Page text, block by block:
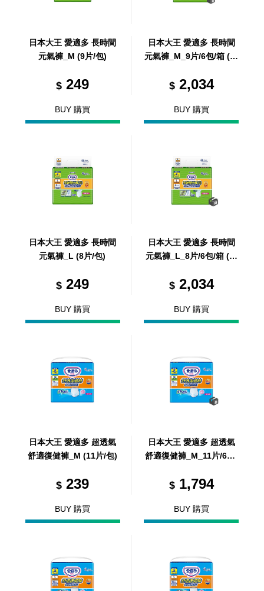
日本大王 愛適多 長時間
元氣褲_M (9片/包)
$249
BUY 購買
日本大王 愛適多 長時間
元氣褲_M_9片/6包/箱 (共
$2,034
BUY 購買
日本大王 愛適多 長時間
元氣褲_L (8片/包)
$249
BUY 購買
日本大王 愛適多 長時間
元氣褲_L_8片/6包/箱 (共
$2,034
BUY 購買
日本大王 愛適多 超透氣
舒適復健褲_M (11片/包)
$239
BUY 購買
日本大王 愛適多 超透氣
舒適復健褲_M_11片/6包/
$1,794
BUY 購買